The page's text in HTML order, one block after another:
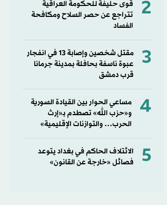
2
قوى حليفة للحكومة العراقية
تتراجع عن حصر السلاح ومكافحة
الفساد
3
مقتل شخصين وإصابة 13 في انفجار
عبوة ناسفة بحافلة بمدينة جرمانا
قرب دمشق
4
مساعي الحوار بين القيادة السورية
و«حزب الله» تصطدم بـ«إرث
الحرب… والتوازنات الإقليمية»
5
الائتلاف الحاكم في بغداد يتوعد
فصائل «خارجة عن القانون»